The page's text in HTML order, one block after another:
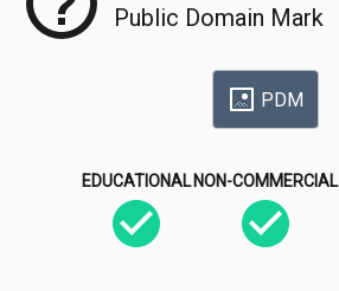
Public Domain Mark
PDM
EDUCATIONAL NON-COMMERCIAL